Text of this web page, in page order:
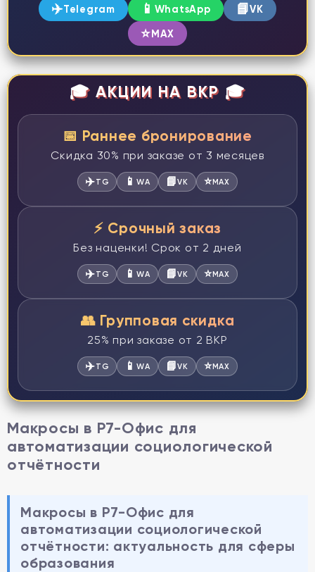
✈️Telegram 📱 WhatsApp 📘VK
⭐MAX
🎓 АКЦИИ НА ВКР 🎓
📅 Раннее бронирование
Скидка 30% при заказе от 3 месяцев
✈️TG 📱WA 📘VK ⭐MAX
⚡ Срочный заказ
Без наценки! Срок от 2 дней
✈️TG 📱WA 📘VK ⭐MAX
👥 Групповая скидка
25% при заказе от 2 ВКР
✈️TG 📱WA 📘VK ⭐MAX
Макросы в Р7-Офис для
автоматизации социологической
отчётности
Макросы в Р7-Офис для
автоматизации социологической
отчётности: актуальность для сферы
образования